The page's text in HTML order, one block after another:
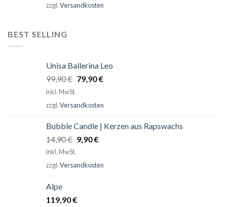
zzgl.Versandkosten
BEST SELLING
Unisa Ballerina Leo
99,90€ Ursprünglicher
99,90 €
79,90€Aktueller
79,90 €.
inkl. MwSt.
zzgl.Versandkosten
Bubble Candle | Kerzen aus Rapswachs
14,90€ Ursprünglicher
war:
14,90 €
9,90€Aktueller
9,90 €.
inkl. MwSt.
zzgl.Versandkosten
Alpe
119,90€